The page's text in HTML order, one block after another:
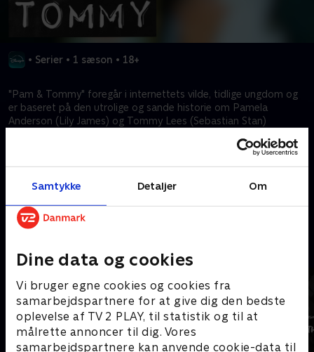
Samtykke Detaljer Om
Dine data og cookies
Vi bruger egne cookies og cookies fra
samarbejdspartnere for at give dig den bedste
oplevelse af TV 2 PLAY, til statistik og til at
målrette annoncer til dig. Vores
samarbejdspartnere kan anvende cookie-data til
• Serier • 1 sæson • 18+
"Pam & Tommy" foregår i internettets vilde, tidlige ungdom og
er baseret på den utrolige og sande historie om Pamela
Anderson (Lily James) og Tommy Lees (Sebastian Stan)
entreprenør (Seth Rogen) og gik fra underjordisk VHS-piratkopi-
advarsel, alt sammen i ét.
Kræver tilkøb
Mere indhold fra Disney+